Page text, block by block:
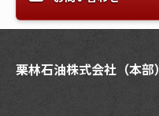
栗林石油株式会社（本部）